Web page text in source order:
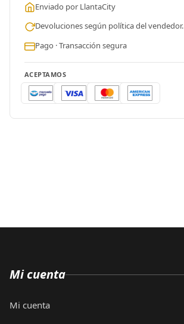
Enviado por LlantaCity
Devoluciones según política del vendedor.
Pago · Transacción segura
ACEPTAMOS
Mi cuenta
Mi cuenta